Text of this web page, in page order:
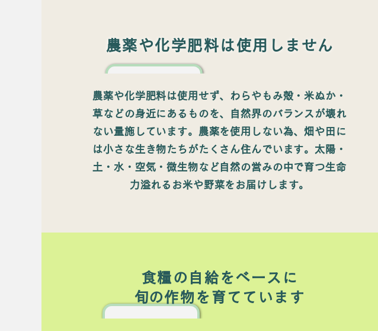
農薬や化学肥料は使用しません
農薬や化学肥料は使用せず、わらやもみ殻・米ぬか・
草などの身近にあるものを、自然界のバランスが壊れ
ない量施しています。農薬を使用しない為、畑や田に
は小さな生き物たちがたくさん住んでいます。太陽・
土・水・空気・微生物など自然の営みの中で育つ生命
力溢れるお米や野菜をお届けします。
食糧の自給をベースに
​旬の作物を育てています